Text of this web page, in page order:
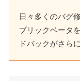
日々多くのバグ
ブリックベータ
ドバックがさら